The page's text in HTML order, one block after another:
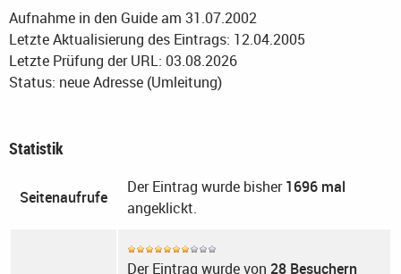
Aufnahme in den Guide am 31.07.2002
Letzte Aktualisierung des Eintrags: 12.04.2005
Letzte Prüfung der URL: 03.08.2026
Status: neue Adresse (Umleitung)
Statistik
Seitenaufrufe
Der Eintrag wurde bisher1696 mal
angeklickt.
Der Eintrag wurde von 28 Besuchern